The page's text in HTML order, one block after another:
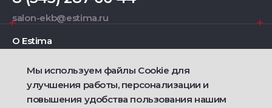
salon-ekb@estima.ru
О Estima
Дизайнерам
Мы используем файлы Cookie для
улучшения работы, персонализации и
повышения удобства пользования нашим